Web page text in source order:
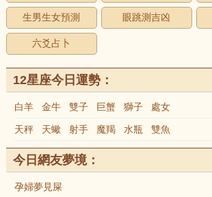
生男生女預測 眼跳測吉凶
六爻占卜
12星座今日運勢：
白羊 金牛 雙子 巨蟹 獅子 處女
天秤 天蠍 射手 魔羯 水瓶 雙魚
今日網友夢境：
孕婦夢見屎